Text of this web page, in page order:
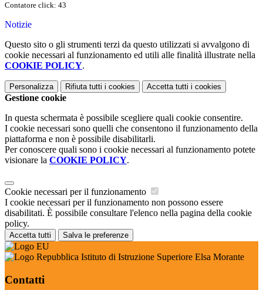
Contatore click: 43
Notizie
Questo sito o gli strumenti terzi da questo utilizzati si avvalgono di
cookie necessari al funzionamento ed utili alle finalità illustrate nella
COOKIE POLICY.
Personalizza Rifiuta tutti i cookies Accetta tutti i cookies
Gestione cookie
In questa schermata è possibile scegliere quali cookie consentire.
I cookie necessari sono quelli che consentono il funzionamento della
piattaforma e non è possibile disabilitarli.
Per conoscere quali sono i cookie necessari al funzionamento potete
visionare la COOKIE POLICY.
Cookie necessari per il funzionamento
I cookie necessari per il funzionamento non possono essere
disabilitati. È possibile consultare l'elenco nella pagina della cookie
policy.
Accetta tutti Salva le preferenze
Istituto di Istruzione Superiore Elsa Morante
Contatti